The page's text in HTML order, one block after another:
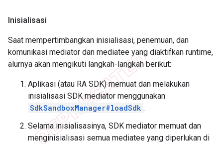
Inisialisasi
Saat mempertimbangkan inisialisasi, penemuan, dan
komunikasi mediator dan mediatee yang diaktifkan runtime,
alurnya akan mengikuti langkah-langkah berikut:
Aplikasi (atau RA SDK) memuat dan melakukan
inisialisasi SDK mediator menggunakan
SdkSandboxManager#loadSdk .
Selama inisialisasinya, SDK mediator memuat dan
menginisialisasi semua mediatee yang diperlukan di